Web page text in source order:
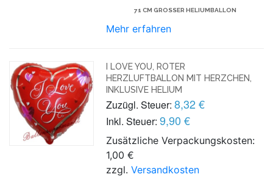
71 CM GROSSER HELIUMBALLON
Mehr erfahren
I LOVE YOU, ROTER
HERZLUFTBALLON MIT HERZCHEN,
INKLUSIVE HELIUM
Zuzügl. Steuer: 8,32 €
Inkl. Steuer: 9,90 €
Zusätzliche Verpackungskosten:
1,00 €
zzgl.Versandkosten